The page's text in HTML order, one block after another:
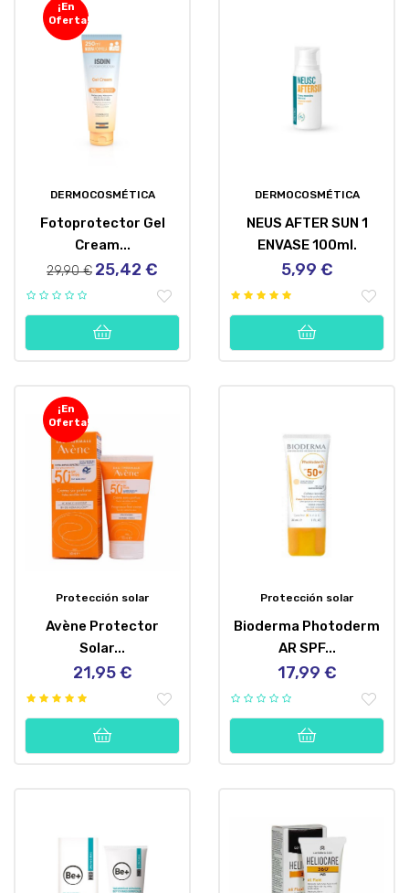
¡En
Oferta!
DERMOCOSMÉTICA
Fotoprotector Gel
Cream...
Precio
29,90 € Precio
25,42 €
DERMOCOSMÉTICA
NEUS AFTER SUN 1
ENVASE 100ml.
Precio
5,99 €
¡En
Oferta!
Protección solar
Avène Protector
Solar...
Precio
21,95 €
Protección solar
Bioderma Photoderm
AR SPF...
Precio
17,99 €